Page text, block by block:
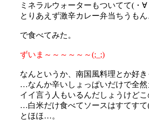
ミネラルウォーターもついてて(・∀
とりあえず激辛カレー弁当ちうも
で食べてみた。
ずいま～～～～～～(;_;)
なんというか、南国風料理とか好
…なんか辛いしょっぱいだけで全
イイ言う人もいるんだしょうけど
…白米だけ食べてソースはすてすて
とほほ…。